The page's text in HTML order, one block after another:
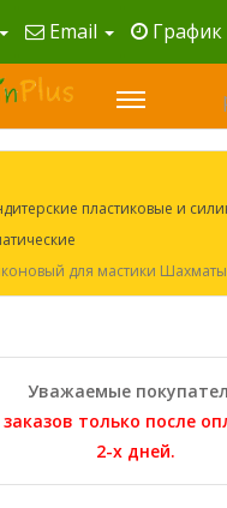
Email График
пластиковые и
для мастики
Уважаемые
только после
2-х дней.